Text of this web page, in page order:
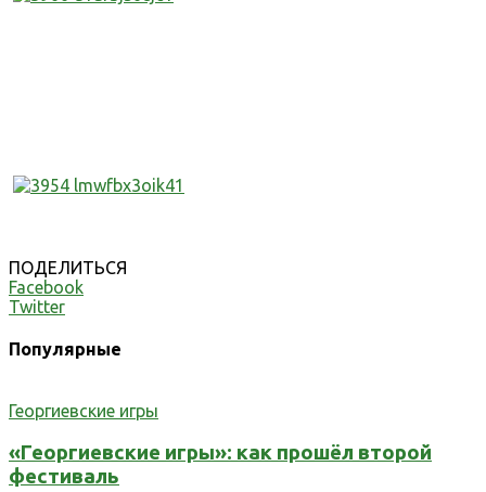
ПОДЕЛИТЬСЯ
Facebook
Twitter
Популярные
Георгиевские игры
«Георгиевские игры»: как прошёл второй
фестиваль